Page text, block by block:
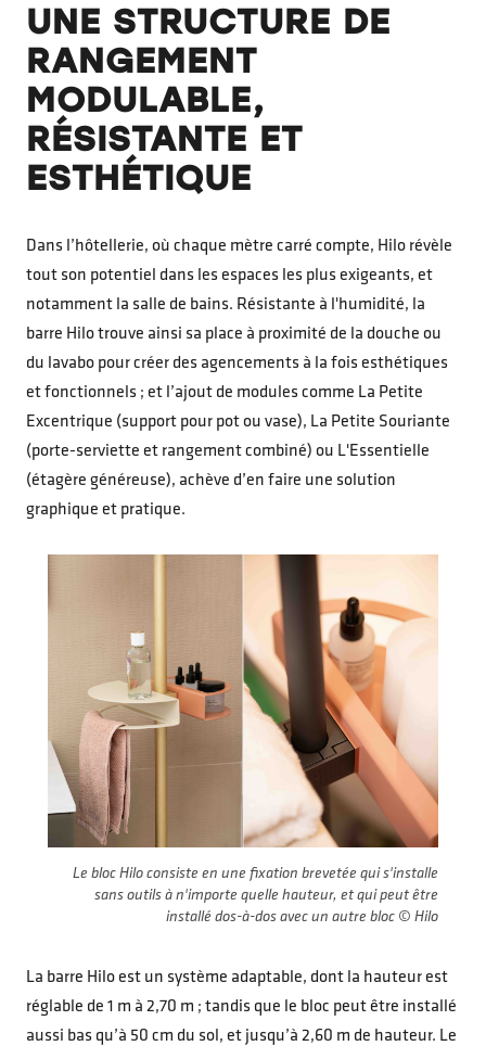
UNE STRUCTURE DE
RANGEMENT
MODULABLE,
RÉSISTANTE ET
ESTHÉTIQUE
Dans l’hôtellerie, où chaque mètre carré compte, Hilo révèle
tout son potentiel dans les espaces les plus exigeants, et
notamment la salle de bains. Résistante à l'humidité, la
barre Hilo trouve ainsi sa place à proximité de la douche ou
du lavabo pour créer des agencements à la fois esthétiques
et fonctionnels ; et l’ajout de modules comme La Petite
Excentrique (support pour pot ou vase), La Petite Souriante
(porte-serviette et rangement combiné) ou L'Essentielle
(étagère généreuse), achève d’en faire une solution
graphique et pratique.
Le bloc Hilo consiste en une fixation brevetée qui s'installe
sans outils à n'importe quelle hauteur, et qui peut être
installé dos-à-dos avec un autre bloc © Hilo
La barre Hilo est un système adaptable, dont la hauteur est
réglable de 1 m à 2,70 m ; tandis que le bloc peut être installé
aussi bas qu’à 50 cm du sol, et jusqu’à 2,60 m de hauteur. Le